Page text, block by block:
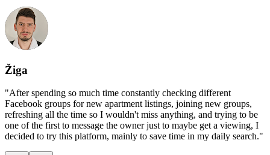
Žiga
"After spending so much time constantly checking different
Facebook groups for new apartment listings, joining new groups,
refreshing all the time so I wouldn't miss anything, and trying to be
one of the first to message the owner just to maybe get a viewing, I
decided to try this platform, mainly to save time in my daily search."